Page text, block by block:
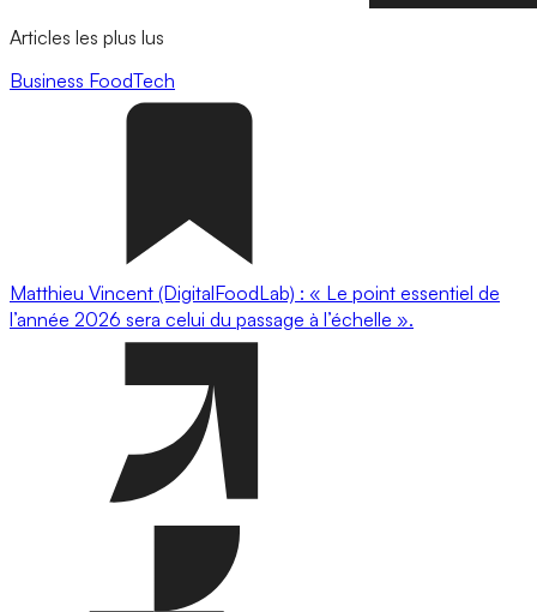
Articles les plus lus
Business FoodTech
Matthieu Vincent (DigitalFoodLab) : « Le point essentiel de
l’année 2026 sera celui du passage à l’échelle ».